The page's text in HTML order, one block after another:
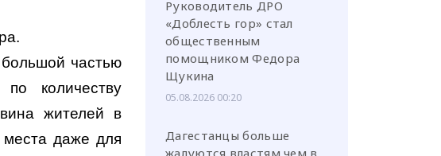
большой частью
количеству
жителей в
даже для
Руководитель ДРО
«Доблесть гор» стал
общественным
помощником Федора
Щукина
05.08.2026 00:20
Дагестанцы больше